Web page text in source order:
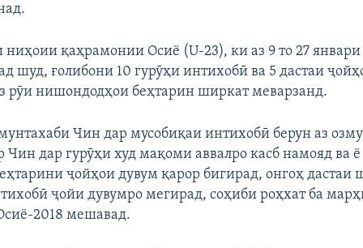
қаҳрамонии Осиё (U-23), ки аз 9 то 27 январи
шуд, ғолибони 10 гурӯҳи интихобӣ ва 5 дастаи
рӯи нишондодҳои беҳтарин ширкат меварзанд.
Чин дар мусобиқаи интихобӣ берун аз
Чин дар гурӯҳи худ мақоми аввалро касб намояд ва
ҷойҳои дувум қарор бигирад, онгоҳ
ҷойи дувумро мегирад, соҳиби роҳхат ба
2018 мешавад.